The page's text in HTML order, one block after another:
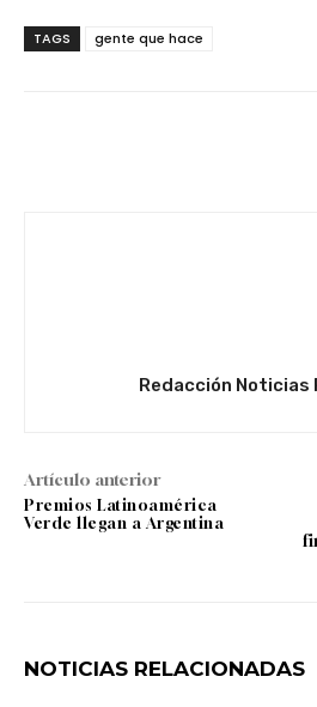
TAGS gente que hace
Redacción Noticias
Artículo anterior
Premios Latinoamérica
Verde llegan a Argentina
NOTICIAS RELACIONADAS